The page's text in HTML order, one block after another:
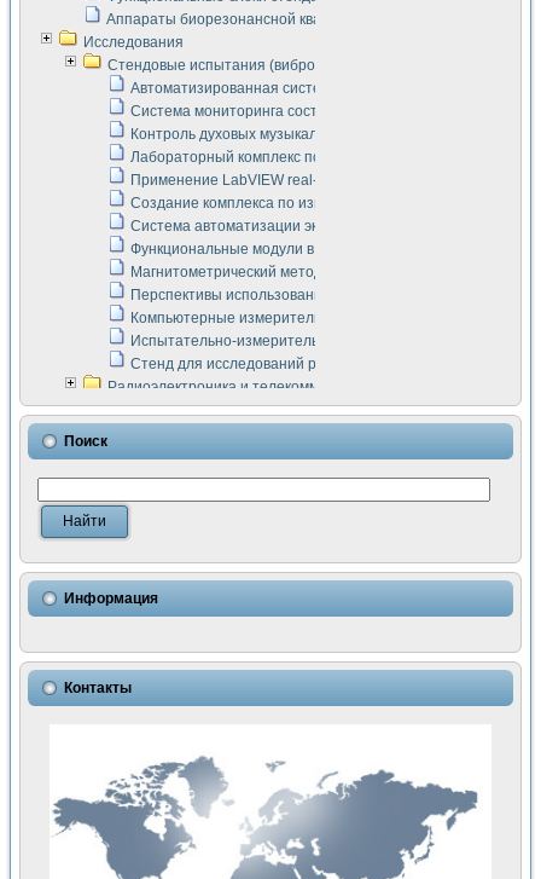
Аппараты биорезонансной квантовой терапии серии СКАН
Исследования
Стендовые испытания (виброакустика, тензометрия и т.п.)
Автоматизированная система измерения параметров
Система мониторинга состояния тяговых
Контроль духовых музыкальных инструментов
Лабораторный комплекс по исследованию элементной
Применение LabVIEW real-time module для
Создание комплекса по измерению скорости подвижного
Система автоматизации экспериментальных
Функциональные модули в стандарте Nl SCXI для
Магнитометрический метод в дефектоскопии сварных
Перспективы использования машинного зрения в
Компьютерные измерительные системы для
Испытательно-измерительный комплекс аппаратуры для
Стенд для исследований рабочих процессов ДВС в
Радиоэлектроника и телекоммуникации
LabVIEW в расчетах радиолиний систем передачи данных
Аппаратно-программный комплекс для исследования
Виртуальный лабораторный стенд для исследования
Измерение шумовых параметров операционных
Измерительный преобразователь на основе цифровой
Использование NI LabVIEW для математического
Исследовние возможности создания измерителя ВАХ
Математическое моделирование генератора сигналов -
Применение осциллографического модуля с высоким
Симуляция отклика импульсного радиолокационного
Автоматизация формирования уравнений состояния для
Разработка автоматизированного стенда для измерения
Применение среды LabVIEW для построения картины
Портативная система для определения показателей
Использование LabVIEW для управления источником
Устройство для снятия вольт-амперных характеристик
Передовые научные технологии: нано-, фемто-,
Поиск
Информация
Контакты